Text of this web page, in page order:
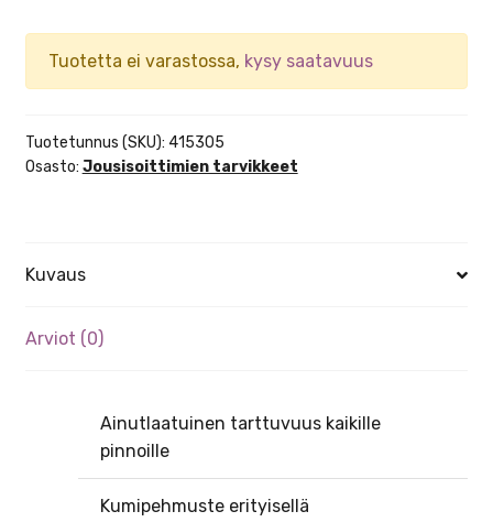
Tuotetta ei varastossa, kysy saatavuus
Tuotetunnus (SKU): 415305
Osasto: Jousisoittimien tarvikkeet
Kuvaus
Arviot (0)
Ainutlaatuinen tarttuvuus kaikille
pinnoille
Kumipehmuste erityisellä